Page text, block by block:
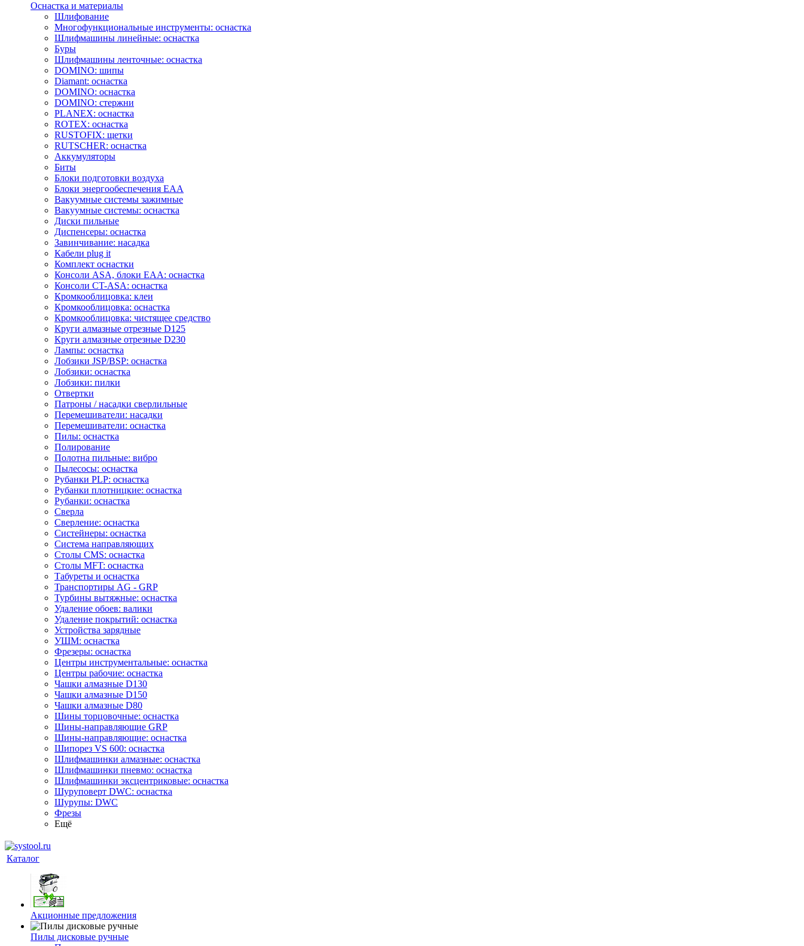
Оснастка и материалы
Шлифование
Многофункциональные инструменты: оснастка
Шлифмашины линейные: оснастка
Буры
Шлифмашины ленточные: оснастка
DOMINO: шипы
Diamant: оснастка
DOMINO: оснастка
DOMINO: стержни
PLANEX: оснастка
ROTEX: оснастка
RUSTOFIX: щетки
RUTSCHER: оснастка
Аккумуляторы
Биты
Блоки подготовки воздуха
Блоки энергообеспечения EAA
Вакуумные системы зажимные
Вакуумные системы: оснастка
Диски пильные
Диспенсеры: оснастка
Завинчивание: насадка
Кабели plug it
Комплект оснастки
Консоли ASA, блоки EAA: оснастка
Консоли CT-ASA: оснастка
Кромкооблицовка: клеи
Кромкооблицовка: оснастка
Кромкооблицовка: чистящее средство
Круги алмазные отрезные D125
Круги алмазные отрезные D230
Лампы: оснастка
Лобзики JSP/BSP: оснастка
Лобзики: оснастка
Лобзики: пилки
Отвертки
Патроны / насадки сверлильные
Перемешиватели: насадки
Перемешиватели: оснастка
Пилы: оснастка
Полирование
Полотна пильные: вибро
Пылесосы: оснастка
Рубанки PLP: оснастка
Рубанки плотницкие: оснастка
Рубанки: оснастка
Сверла
Сверление: оснастка
Систейнеры: оснастка
Система направляющих
Столы CMS: оснастка
Столы MFT: оснастка
Табуреты и оснастка
Транспортиры AG - GRP
Турбины вытяжные: оснастка
Удаление обоев: валики
Удаление покрытий: оснастка
Устройства зарядные
УШМ: оснастка
Фрезеры: оснастка
Центры инструментальные: оснастка
Центры рабочие: оснастка
Чашки алмазные D130
Чашки алмазные D150
Чашки алмазные D80
Шины торцовочные: оснастка
Шины-направляющие GRP
Шины-направляющие: оснастка
Шипорез VS 600: оснастка
Шлифмашинки алмазные: оснастка
Шлифмашинки пневмо: оснастка
Шлифмашинки эксцентриковые: оснастка
Шуруповерт DWC: оснастка
Шурупы: DWC
Фрезы
Ещё
Каталог
Акционные предложения
Пилы дисковые ручные